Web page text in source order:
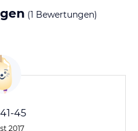
(1 Bewertungen)
41-45
2017